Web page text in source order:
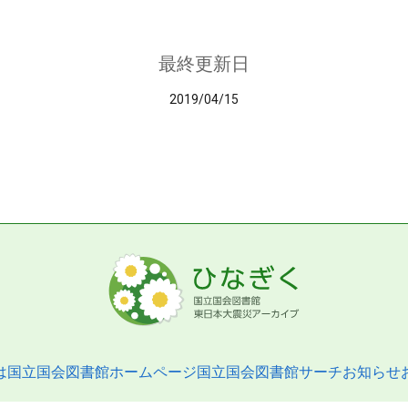
最終更新日
2019/04/15
国立国会図書館ホームページ国立国会図書館サーチお知らせ